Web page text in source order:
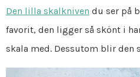
Den lilla skalkniven du ser på
favorit, den ligger så skönt i
skala med. Dessutom blir den